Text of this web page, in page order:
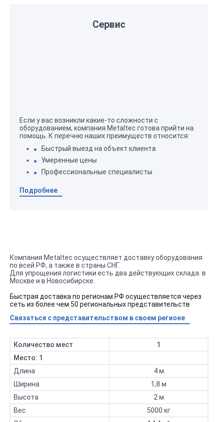
Сервис
Если у вас возникли какие-то сложности с
оборудованием, компания Metaltec готова прийти на
помощь. К перечню наших преимуществ относится:
Быстрый выезд на объект клиента
Умеренные цены
Профессиональные специалисты
Подробнее
Компания Metaltec осуществляет доставку оборудования
по всей РФ, а также в страны СНГ.
Для упрощения логистики есть два действующих склада: в
Москве и в Новосибирске.
Быстрая доставка по регионам РФ осуществляется через
сеть из более чем 50 региональных представительств
Связаться с представительством в своем регионе
Количество мест
1
Место: 1
Длина
4 м
Ширина
1,8 м
Высота
2 м
Вес
5000 кг